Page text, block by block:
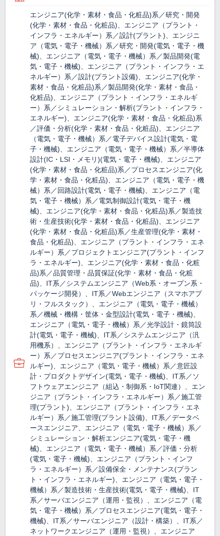
エンジニア(化学・素材・食品・化粧品)系／研究・開発
(化学・素材・食品・化粧品)、エンジニア（プラント・
インフラ・エネルギー）系／設計(プラント)、エンジニ
ア（電気・電子・機械）系／研究・開発(電気・電子・機
械)、エンジニア（電気・電子・機械）系／製品開発(電
気・電子・機械)、エンジニア（プラント・インフラ・エ
ネルギー）系／設計(プラント設備)、エンジニア(化学・
素材・食品・化粧品)系／製品開発(化学・素材・食品・
化粧品)、エンジニア（プラント・インフラ・エネルギ
ー）系／シミュレーション・解析(プラント・インフラ・
エネルギー)、エンジニア(化学・素材・食品・化粧品)系
／評価・分析(化学・素材・食品・化粧品)、エンジニア
（電気・電子・機械）系／電子デバイス設計(電気・電
子・機械)、エンジニア（電気・電子・機械）系／半導体
設計(IC・LSI・メモリ)(電気・電子・機械)、エンジニア
(化学・素材・食品・化粧品)系／プロセスエンジニア(化
学・素材・食品・化粧品)、エンジニア（電気・電子・機
械）系／回路設計(電気・電子・機械)、エンジニア（電
気・電子・機械）系／電気制御設計(電気・電子・機
械)、エンジニア(化学・素材・食品・化粧品)系／製造技
術・生産技術(化学・素材・食品・化粧品)、エンジニア
(化学・素材・食品・化粧品)系／生産管理(化学・素材・
食品・化粧品)、エンジニア（プラント・インフラ・エネ
ルギー）系／プロジェクトエンジニア(プラント・インフ
ラ・エネルギー)、エンジニア(化学・素材・食品・化粧
品)系／品質管理・品質保証(化学・素材・食品・化粧
品)、IT系／システムエンジニア（Web系・オープン系・
パッケージ開発）、IT系／Webエンジニア（スマホアプ
リ・フルスタック）、エンジニア（電気・電子・機械）
系／機械・機構・筐体・金型設計(電気・電子・機械)、
エンジニア（電気・電子・機械）系／光学設計・鏡筒設
計(電気・電子・機械)、IT系／システムエンジニア（汎
用機系）、エンジニア（プラント・インフラ・エネルギ
ー）系／プロセスエンジニア(プラント・インフラ・エネ
ルギー)、エンジニア（電気・電子・機械）系／意匠設
計・プロダクトデザイン(電気・電子・機械)、IT系／ソ
フトウェアエンジニア（組込・制御系・IoT関連）、エン
ジニア（プラント・インフラ・エネルギー）系／施工管
理(プラント)、エンジニア（プラント・インフラ・エネ
ルギー）系／施工管理(プラント設備)、IT系／データベ
ースエンジニア、エンジニア（電気・電子・機械）系／
シミュレーション・解析エンジニア(電気・電子・機
械)、エンジニア（電気・電子・機械）系／評価・分析
(電気・電子・機械)、エンジニア（プラント・インフ
ラ・エネルギー）系／設備保全・メンテナンス(プラン
ト・インフラ・エネルギー)、エンジニア（電気・電子・
機械）系／製造技術・生産技術(電気・電子・機械)、IT
系／サーバエンジニア（運用・監視）、エンジニア（電
気・電子・機械）系／プロセスエンジニア(電気・電子・
機械)、IT系／サーバエンジニア（設計・構築）、IT系／
ネットワークエンジニア（運用・監視）、エンジニア